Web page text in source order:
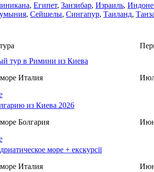
, Египет, Занзибар, Израиль,
, Сейшелы, Сингапур, Таиланд,
тур в Римини из Киева
Италия
из Киева 2026
Болгария
море + екскурсії
Италия